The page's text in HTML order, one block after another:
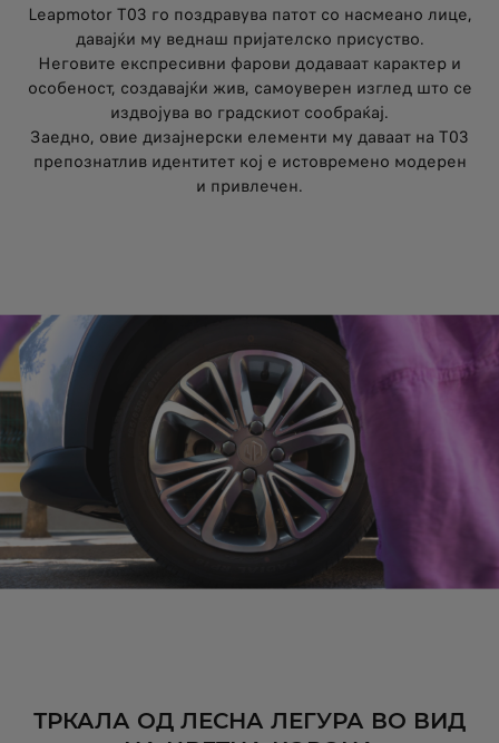
Leapmotor T03 го поздравува патот со насмеано лице,
давајќи му веднаш пријателско присуство.
Неговите експресивни фарови додаваат карактер и
особеност, создавајќи жив, самоуверен изглед што се
издвојува во градскиот сообраќај.
Заедно, овие дизајнерски елементи му даваат на T03
препознатлив идентитет кој е истовремено модерен
и привлечен.
ТРКАЛА ОД ЛЕСНА ЛЕГУРА ВО ВИД